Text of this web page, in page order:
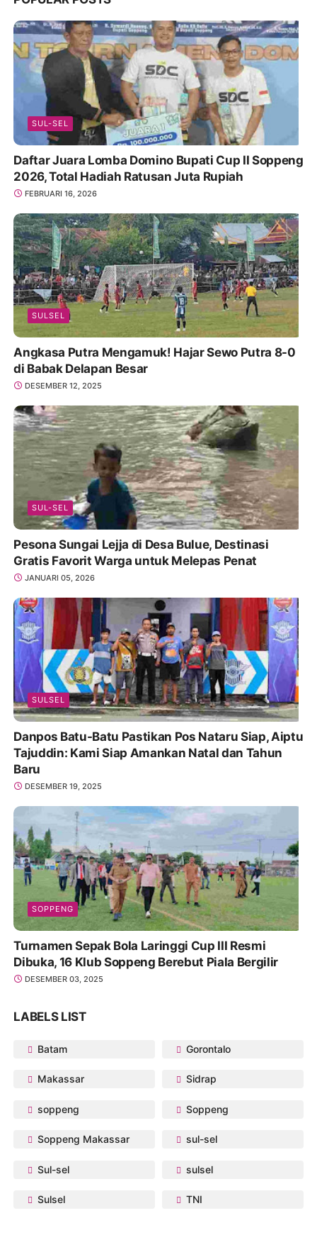
SUL-SEL
Daftar Juara Lomba Domino Bupati Cup II Soppeng
2026, Total Hadiah Ratusan Juta Rupiah
FEBRUARI 16, 2026
SULSEL
Angkasa Putra Mengamuk! Hajar Sewo Putra 8-0
di Babak Delapan Besar
DESEMBER 12, 2025
SUL-SEL
Pesona Sungai Lejja di Desa Bulue, Destinasi
Gratis Favorit Warga untuk Melepas Penat
JANUARI 05, 2026
SULSEL
Danpos Batu-Batu Pastikan Pos Nataru Siap, Aiptu
Tajuddin: Kami Siap Amankan Natal dan Tahun
Baru
DESEMBER 19, 2025
SOPPENG
Turnamen Sepak Bola Laringgi Cup III Resmi
Dibuka, 16 Klub Soppeng Berebut Piala Bergilir
DESEMBER 03, 2025
LABELS LIST
Batam Gorontalo
Makassar Sidrap
soppeng Soppeng
Soppeng Makassar sul-sel
Sul-sel sulsel
Sulsel TNI